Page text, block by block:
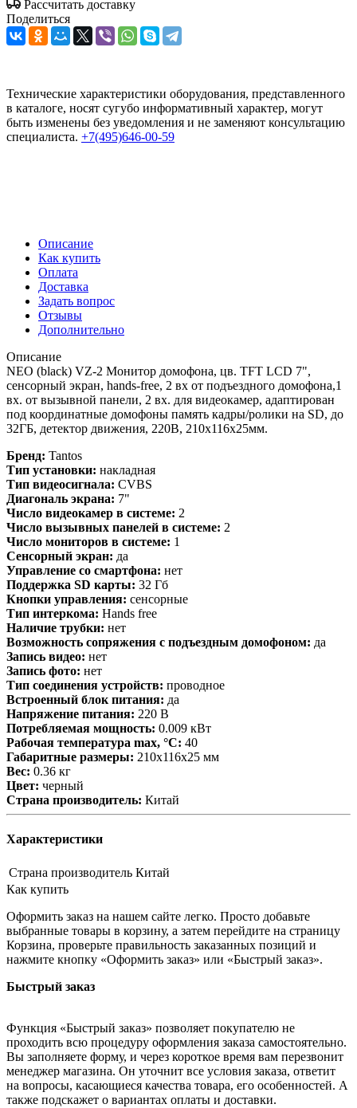
Рассчитать доставку
Поделиться
Технические характеристики оборудования, представленного
в каталоге, носят сугубо информативный характер, могут
быть изменены без уведомления и не заменяют консультацию
специалиста. +7(495)646-00-59
Описание
Как купить
Оплата
Доставка
Задать вопрос
Отзывы
Дополнительно
Описание
NEO (black) VZ-2 Монитор домофона, цв. TFT LCD 7",
сенсорный экран, hands-free, 2 вх от подъездного домофона,1
вх. от вызывной панели, 2 вх. для видеокамер, адаптирован
под координатные домофоны память кадры/ролики на SD, до
32ГБ, детектор движения, 220В, 210х116х25мм.
Бренд: Tantos
Тип установки: накладная
Тип видеосигнала: CVBS
Диагональ экрана: 7"
Число видеокамер в системе: 2
Число вызывных панелей в системе: 2
Число мониторов в системе: 1
Сенсорный экран: да
Управление со смартфона: нет
Поддержка SD карты: 32 Гб
Кнопки управления: сенсорные
Тип интеркома: Hands free
Наличие трубки: нет
Возможность сопряжения с подъездным домофоном: да
Запись видео: нет
Запись фото: нет
Тип соединения устройств: проводное
Встроенный блок питания: да
Напряжение питания: 220 В
Потребляемая мощность: 0.009 кВт
Рабочая температура max, °С: 40
Габаритные размеры: 210х116х25 мм
Вес: 0.36 кг
Цвет: черный
Страна производитель: Китай
Характеристики
Страна производитель Китай
Как купить
Оформить заказ на нашем сайте легко. Просто добавьте
выбранные товары в корзину, а затем перейдите на страницу
Корзина, проверьте правильность заказанных позиций и
нажмите кнопку «Оформить заказ» или «Быстрый заказ».
Быстрый заказ
Функция «Быстрый заказ» позволяет покупателю не
проходить всю процедуру оформления заказа самостоятельно.
Вы заполняете форму, и через короткое время вам перезвонит
менеджер магазина. Он уточнит все условия заказа, ответит
на вопросы, касающиеся качества товара, его особенностей. А
также подскажет о вариантах оплаты и доставки.